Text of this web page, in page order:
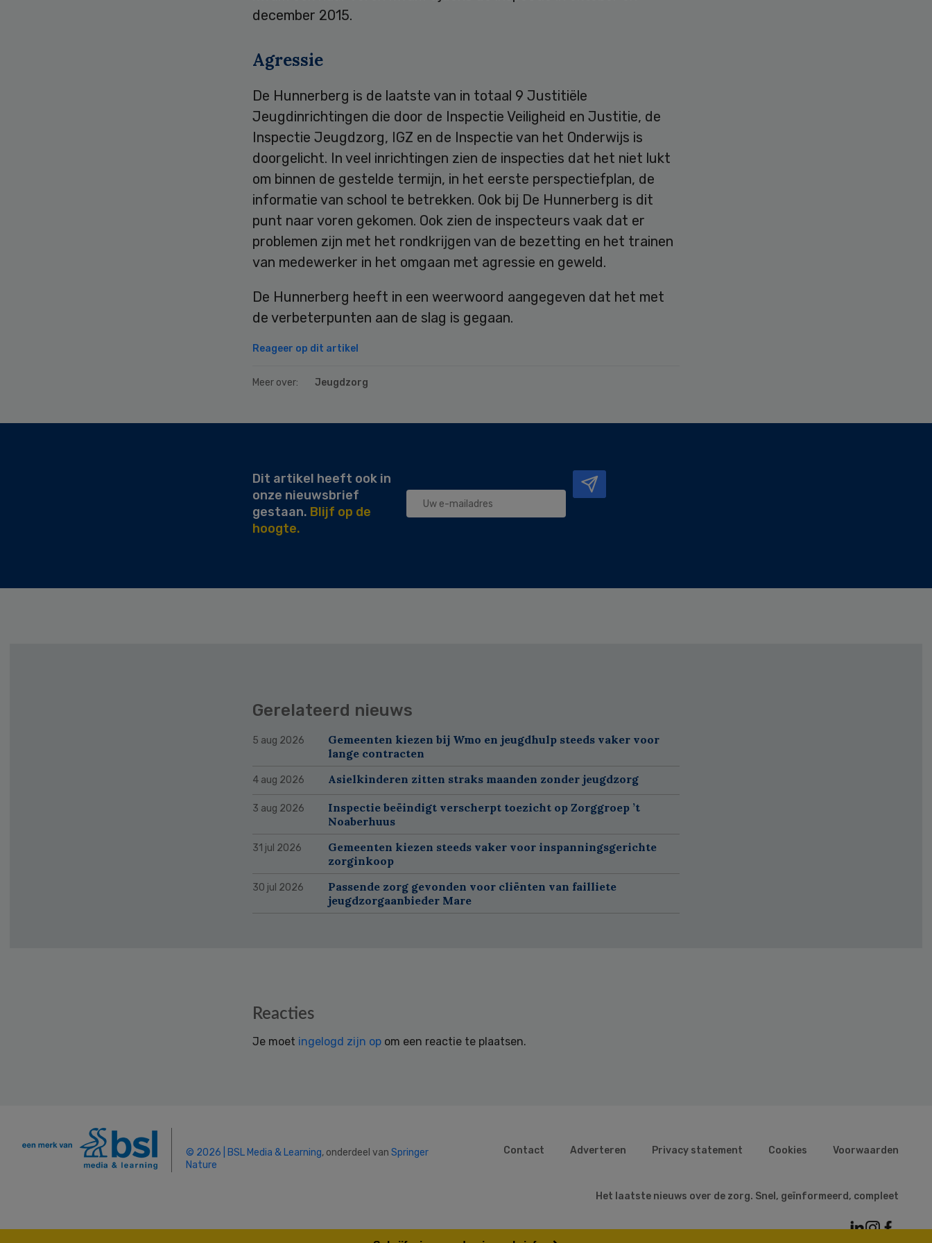
december 2015.
Agressie
De Hunnerberg is de laatste van in totaal 9 Justitiële
Jeugdinrichtingen die door de Inspectie Veiligheid en Justitie, de
Inspectie Jeugdzorg, IGZ en de Inspectie van het Onderwijs is
doorgelicht. In veel inrichtingen zien de inspecties dat het niet lukt
om binnen de gestelde termijn, in het eerste perspectiefplan, de
informatie van school te betrekken. Ook bij De Hunnerberg is dit
punt naar voren gekomen. Ook zien de inspecteurs vaak dat er
problemen zijn met het rondkrijgen van de bezetting en het trainen
van medewerker in het omgaan met agressie en geweld.
De Hunnerberg heeft in een weerwoord aangegeven dat het met
de verbeterpunten aan de slag is gegaan.
Reageer op dit artikel
Meer over: Jeugdzorg
Dit artikel heeft ook in
onze nieuwsbrief
gestaan. Blijf op de
hoogte.
Gerelateerd nieuws
5 aug 2026
Gemeenten kiezen bij Wmo en jeugdhulp steeds vaker voor
lange contracten
4 aug 2026 Asielkinderen zitten straks maanden zonder jeugdzorg
3 aug 2026
Inspectie beëindigt verscherpt toezicht op Zorggroep ’t
Noaberhuus
31 jul 2026
Gemeenten kiezen steeds vaker voor inspanningsgerichte
zorginkoop
30 jul 2026
Passende zorg gevonden voor cliënten van failliete
jeugdzorgaanbieder Mare
Reacties
Je moet ingelogd zijn op om een reactie te plaatsen.
© 2026 | BSL Media & Learning, onderdeel van Springer
Nature
Contact Adverteren Privacy statement Cookies Voorwaarden
Het laatste nieuws over de zorg. Snel, geïnformeerd, compleet